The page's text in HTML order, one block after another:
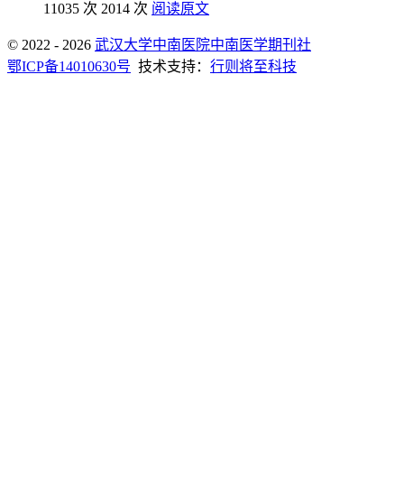
11035 次 2014 次 阅读原文
© 2022 - 2026 武汉大学中南医院中南医学期刊社
鄂ICP备14010630号 技术支持： 行则将至科技